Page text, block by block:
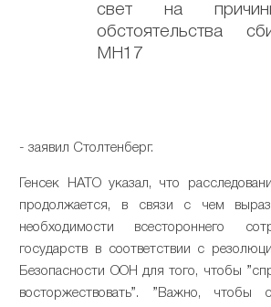
свет на
обстоятельства
МН17
- заявил Столтенберг.
Генсек НАТО указал, что
продолжается, в связи с чем
необходимости всестороннего
государств в соответствии с
Безопасности ООН для того, чтобы
восторжествовать”. ”Важно, чтобы